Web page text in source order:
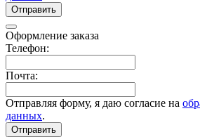
Отправить
Оформление заказа
Телефон:
Почта:
Отправляя форму, я даю согласие на
данных.
Отправить